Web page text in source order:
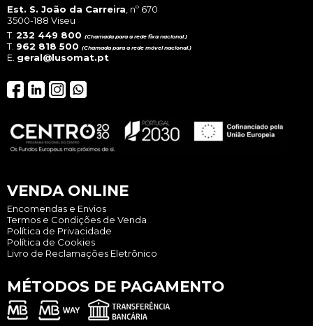
Est. S. João da Carreira , nº 670
3500-188 Viseu
T. 232 449 800 (Chamada para a rede fixa nacional.)
T. 962 818 500 (Chamada para a rede móvel nacional.)
E. geral@lusomat.pt
VENDA ONLINE
Encomendas e Envios
Termos e Condições de Venda
Política de Privacidade
Política de Cookies
Livro de Reclamações Eletrônico
MÉTODOS DE PAGAMENTO